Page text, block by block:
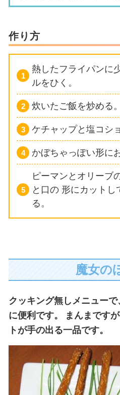
作り方
熱したフライパンに
ルをひく。
炊いたご飯を炒める。
ケチャップと塩コシ
かぼちゃっぽい形に
ピーマンとオリーブ
と口の 形にカットし
る。
魔女の
クッキング無しメニュー
に便利です。
まんまです
トが手の出る一品です。